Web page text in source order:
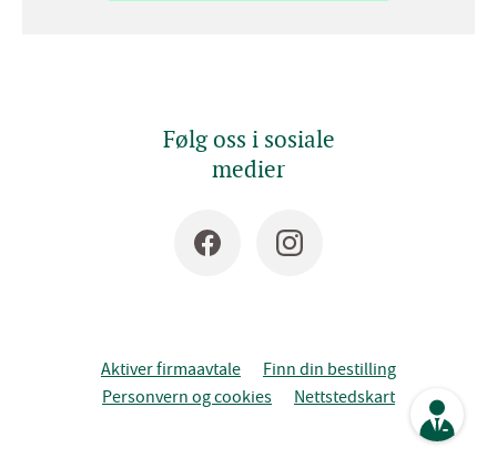
Følg oss i sosiale
medier
Aktiver firmaavtale
Finn din bestilling
Personvern og cookies
Nettstedskart